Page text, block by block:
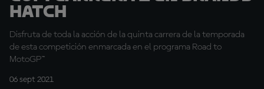
Hatch
Disfruta de toda la acción de la quinta carrera de la temporada
de esta competición enmarcada en el programa Road to
MotoGP™
06 sept 2021